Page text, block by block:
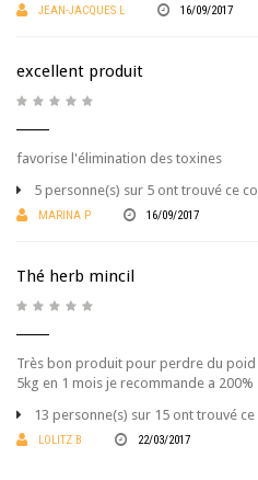
JEAN-JACQUES L 16/09/2017
excellent produit
favorise l'élimination des toxines
5 personne(s) sur 5 ont trouvé ce
MARINA P 16/09/2017
Thé herb mincil
Très bon produit pour perdre du
5kg en 1 mois je recommande a 200%
13 personne(s) sur 15 ont trouvé
LOLITZ B 22/03/2017